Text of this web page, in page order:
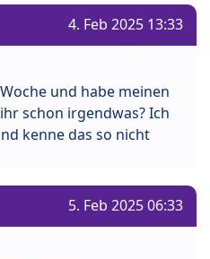
4. Feb 2025 13:33
und habe meinen
schon irgendwas? Ich
kenne das so nicht
5. Feb 2025 06:33